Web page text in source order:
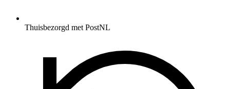
Thuisbezorgd met PostNL